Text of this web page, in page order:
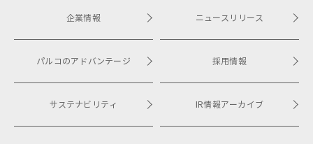
企業情報
パルコのアドバンテージ
サステナビリティ
ニュースリリース
採用情報
IR情報アーカイブ